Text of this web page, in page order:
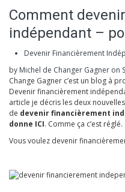
Comment
indépendant –
Devenir Financièrement
by Michel de Changer Gagner on
Change Gagner c’est un blog à
Devenir financièrement
article je décris les deux
de devenir financièrement
donne ICI. Comme ça c’est réglé.
Vous voulez devenir